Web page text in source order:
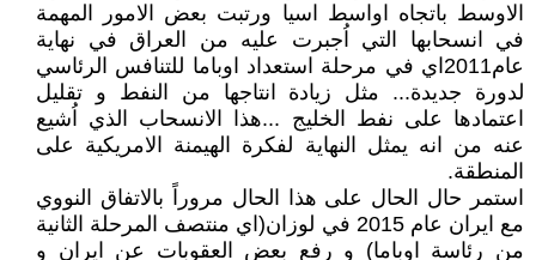
الاوسط باتجاه اواسط اسيا ورتبت بعض الامور المهمة
في انسحابها التي اُجبرت عليه من العراق في نهاية
عام2011اي في مرحلة استعداد اوباما للتنافس الرئاسي
لدورة جديدة... مثل زيادة انتاجها من النفط و تقليل
اعتمادها على نفط الخليج ...هذا الانسحاب الذي اُشيع
عنه من انه يمثل النهاية لفكرة الهيمنة الامريكية على
المنطقة.
استمر حال الحال على هذا الحال مروراً بالاتفاق النووي
مع ايران عام 2015 في لوزان(اي منتصف المرحلة الثانية
من رئاسة اوباما) و رفع بعض العقوبات عن ايران و